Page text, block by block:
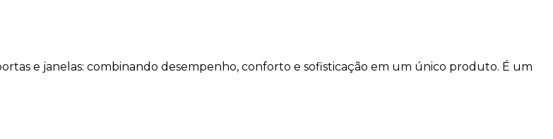
e janelas: combinando desempenho, conforto e sofisticação em um único produto. É um